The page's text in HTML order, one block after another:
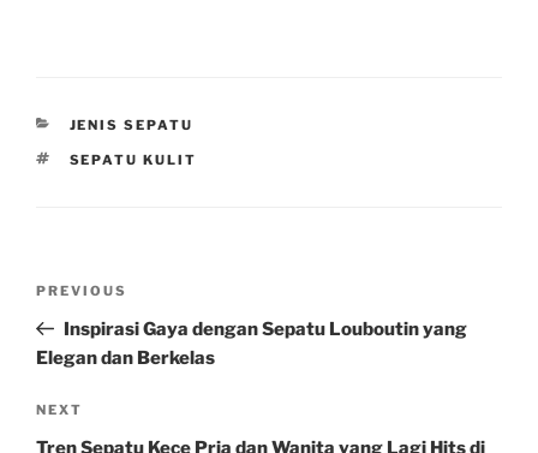
CATEGORIES
JENIS SEPATU
TAGS
SEPATU KULIT
Previous
Post
PREVIOUS
Inspirasi Gaya dengan Sepatu Louboutin yang
Elegan dan Berkelas
Next
Post
NEXT
Tren Sepatu Kece Pria dan Wanita yang Lagi Hits di